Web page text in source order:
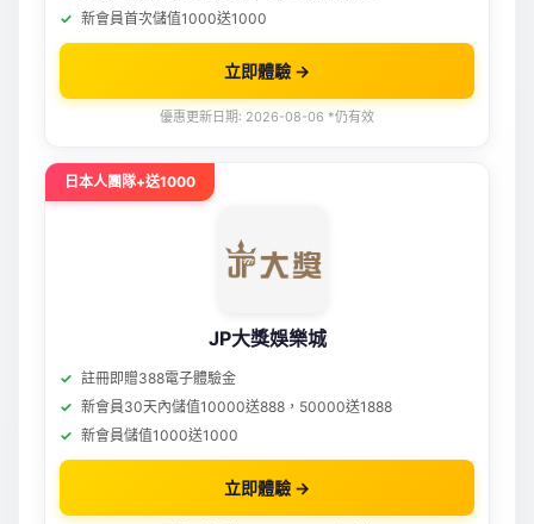
新會員首次儲值1000送1000
立即體驗 →
優惠更新日期: 2026-08-06 *仍有效
日本人團隊+送1000
JP大獎娛樂城
註冊即贈388電子體驗金
新會員30天內儲值10000送888，50000送1888
新會員儲值1000送1000
立即體驗 →